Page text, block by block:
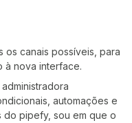
os canais possíveis, para
à nova interface.
automações e
pipefy, sou em que o